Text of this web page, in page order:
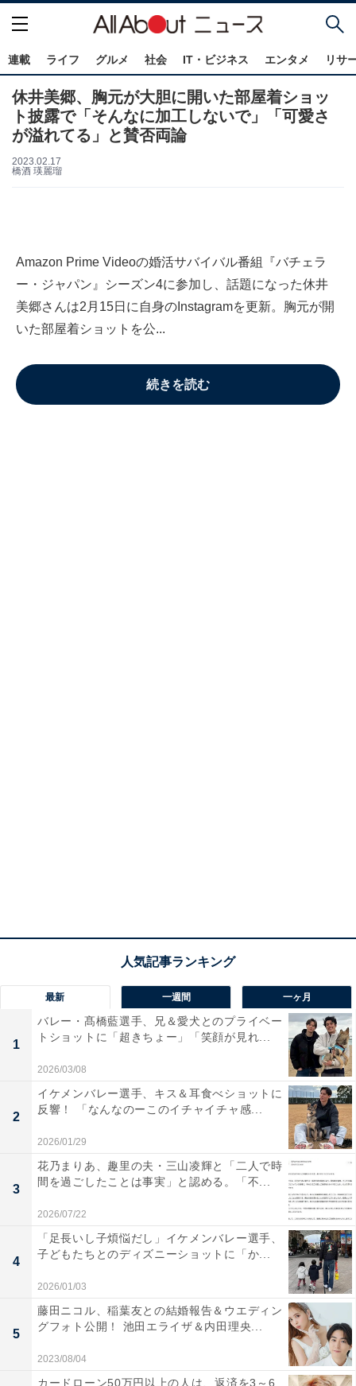
連載 ライフ グルメ 社会 IT・ビジネス エンタメ リサ
休井美郷、胸元が大胆に開いた部屋着ショッ
ト披露で「そんなに加工しないで」「可愛さ
が溢れてる」と賛否両論
2023.02.17
橋酒 瑛麗瑠
Amazon Prime Videoの婚活サバイバル番組『バチェラ
ー・ジャパン』シーズン4に参加し、話題になった休井
美郷さんは2月15日に自身のInstagramを更新。胸元が開
いた部屋着ショットを公...
続きを読む
最新 一週間 一ヶ月
1
バレー・髙橋藍選手、兄＆愛犬とのプライベー
トショットに「超きちょー」「笑顔が見れ...
2026/03/08
2
イケメンバレー選手、キス＆耳食べショットに
反響！ 「なんなのーこのイチャイチャ感...
2026/01/29
3
花乃まりあ、趣里の夫・三山凌輝と「二人で時
間を過ごしたことは事実」と認める。「不...
2026/07/22
4
「足長いし子煩悩だし」イケメンバレー選手、
子どもたちとのディズニーショットに「か...
2026/01/03
5
藤田ニコル、稲葉友との結婚報告＆ウエディン
グフォト公開！ 池田エライザ＆内田理央...
2023/08/04
カードローン50万円以上の人は、返済を3～6